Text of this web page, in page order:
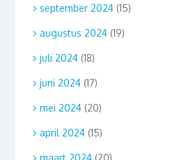
september 2024(15)
augustus 2024(19)
juli 2024(18)
juni 2024(17)
mei 2024(20)
april 2024(15)
maart 2024(20)